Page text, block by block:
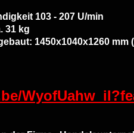
103 - 207 U/min
31 kg
1450x1040x1260 mm